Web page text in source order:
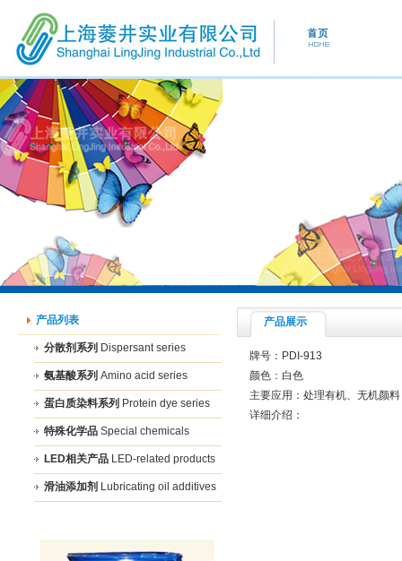
产品列表
分散剂系列 Dispersant series
氨基酸系列 Amino acid series
蛋白质染料系列 Protein dye series
特殊化学品 Special chemicals
LED相关产品 LED-related products
滑油添加剂 Lubricating oil additives
产品展示
牌号：PDI-913
颜色：白色
主要应用：处理有机、无机颜料
详细介绍：